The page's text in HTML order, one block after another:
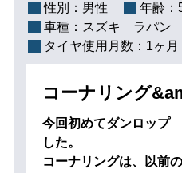
性別： 男性 年齢：
車種： スズキ ラパン
タイヤ使用月数： 1ヶ月
コーナリング
今回初めてダンロップ
した。
コーナリングは、以前